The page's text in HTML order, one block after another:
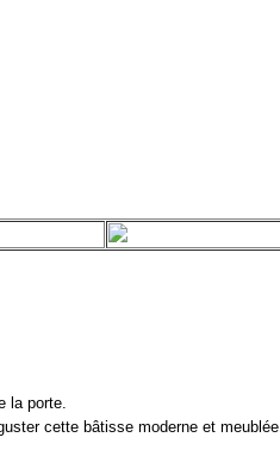
la porte.
cette bâtisse moderne et meublée.